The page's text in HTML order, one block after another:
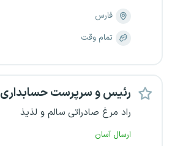
فارس
تمام وقت
رئیس و سرپرست حسابداری
راد مرغ صادراتی سالم و لذیذ
ارسال آسان